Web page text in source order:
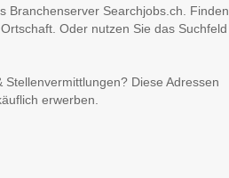
Branchenserver Searchjobs.ch. Finden
Oder nutzen Sie das Suchfeld
Diese Adressen
erwerben.